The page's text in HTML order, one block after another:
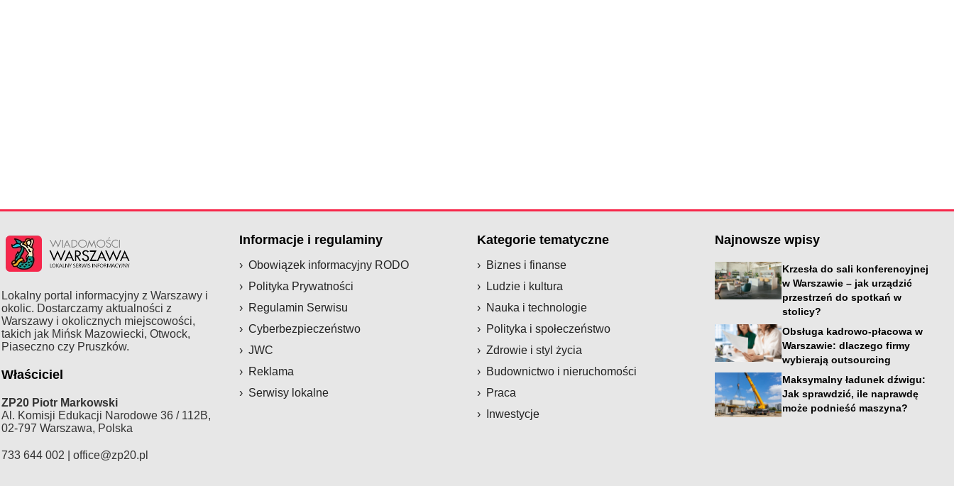
Lokalny portal informacyjny z Warszawy i
okolic. Dostarczamy aktualności z
Warszawy i okolicznych miejscowości,
takich jak Mińsk Mazowiecki, Otwock,
Piaseczno czy Pruszków.
Właściciel
ZP20 Piotr Markowski
Al. Komisji Edukacji Narodowe 36 / 112B,
02-797 Warszawa, Polska
733 644 002 | office@zp20.pl
Informacje i regulaminy
Obowiązek informacyjny RODO
Polityka Prywatności
Regulamin Serwisu
Cyberbezpieczeństwo
JWC
Reklama
Serwisy lokalne
Kategorie tematyczne
Biznes i finanse
Ludzie i kultura
Nauka i technologie
Polityka i społeczeństwo
Zdrowie i styl życia
Budownictwo i nieruchomości
Praca
Inwestycje
Najnowsze wpisy
Krzesła do sali konferencyjnej
w Warszawie – jak urządzić
przestrzeń do spotkań w
stolicy?
Obsługa kadrowo-płacowa w
Warszawie: dlaczego firmy
wybierają outsourcing
Maksymalny ładunek dźwigu:
Jak sprawdzić, ile naprawdę
może podnieść maszyna?